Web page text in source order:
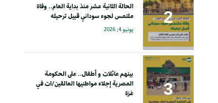
الحالة الثانية عشر منذ بداية العام.. وفاة
ملتمس لجوء سوداني قبيل ترحيله
يونيو 4, 2026
بينهم عائلات و أطفال.. على الحكومة
المصرية إجلاء مواطنيها العالقين/ات في
غزة